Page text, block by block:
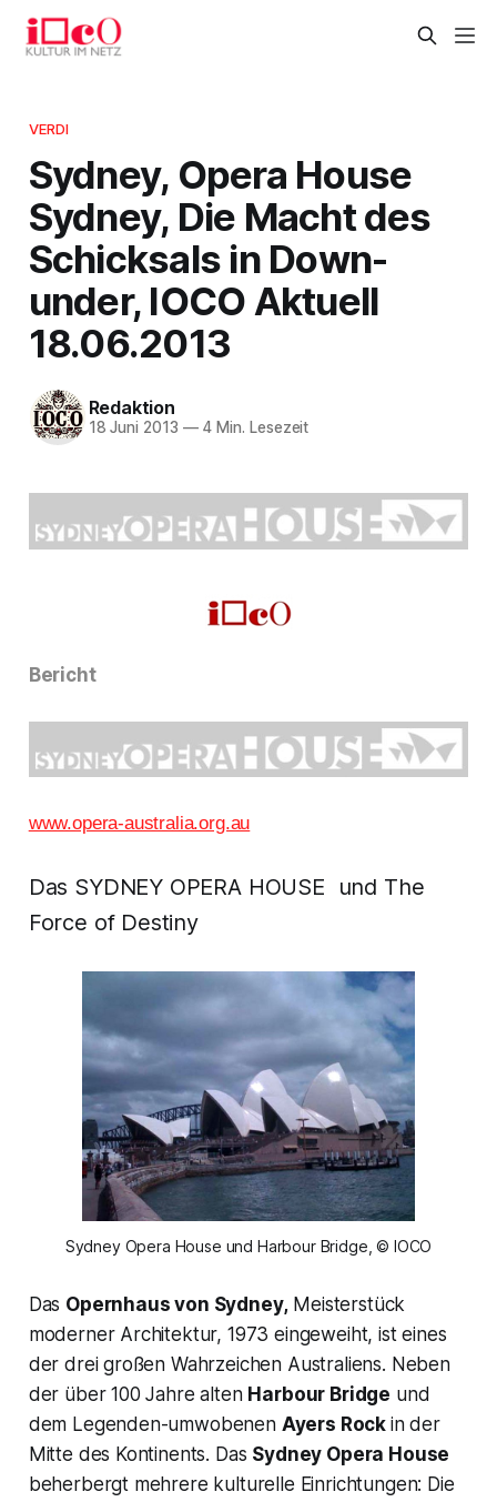
VERDI
Sydney, Opera House
Sydney, Die Macht des
Schicksals in Down-
under, IOCO Aktuell
18.06.2013
Redaktion
18 Juni 2013 —4 Min. Lesezeit
Bericht
www.opera-australia.org.au
Das SYDNEY OPERA HOUSE und The
Force of Destiny
Sydney Opera House und Harbour Bridge, © IOCO
Das Opernhaus von Sydney,Meisterstück
moderner Architektur, 1973 eingeweiht, ist eines
der drei großen Wahrzeichen Australiens. Neben
der über 100 Jahre alten Harbour Bridge und
dem Legenden-umwobenen Ayers Rock in der
Mitte des Kontinents. Das Sydney Opera House
beherbergt mehrere kulturelle Einrichtungen: Die